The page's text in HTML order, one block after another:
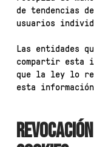
de tendencias
usuarios
Las entidades
compartir esta
que la ley lo
esta